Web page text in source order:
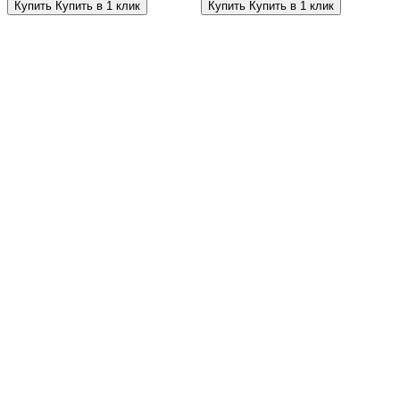
Купить Купить в 1 клик Купить Купить в 1 клик